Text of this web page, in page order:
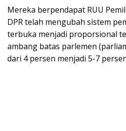
Mereka berpendapat RUU
DPR telah mengubah sistem
terbuka menjadi proporsional
ambang batas parlemen
dari 4 persen menjadi 5-7